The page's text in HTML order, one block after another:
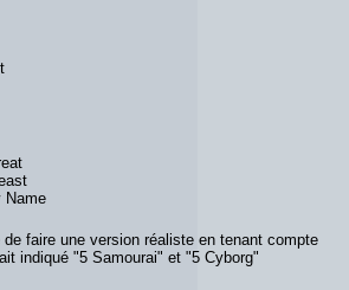
Name
faire une version réaliste en tenant compte
indiqué "5 Samourai" et "5 Cyborg"